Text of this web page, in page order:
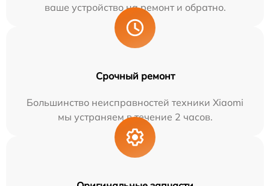
ваше устройство на ремонт и обратно.
Срочный ремонт
Большинство неисправностей техники Xiaomi
мы устраняем в течение 2 часов.